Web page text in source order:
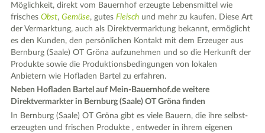
Möglichkeit, direkt vom Bauernhof erzeugte Lebensmittel wie
frischesObst,Gemüse, gutesFleisch und mehr zu kaufen. Diese Art
der Vermarktung, auch als Direktvermarktung bekannt, ermöglicht
es den Kunden, den persönlichen Kontakt mit dem Erzeuger aus
Bernburg (Saale) OT Gröna aufzunehmen und so die Herkunft der
Produkte sowie die Produktionsbedingungen von lokalen
Anbietern wie Hofladen Bartel zu erfahren.
Neben Hofladen Bartel auf Mein-Bauernhof.de weitere
Direktvermarkter in Bernburg (Saale) OT Gröna finden
In Bernburg (Saale) OT Gröna gibt es viele Bauern, die ihre selbst-
erzeugten und frischen Produkte , entweder in ihrem eigenen